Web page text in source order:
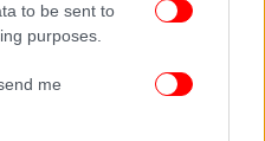
to be sent to
purposes.
me